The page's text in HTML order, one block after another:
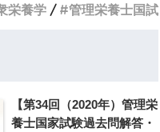
栄養学 管理栄養士国試
【第34回（2020年）管理栄
養士国家試験過去問解答・